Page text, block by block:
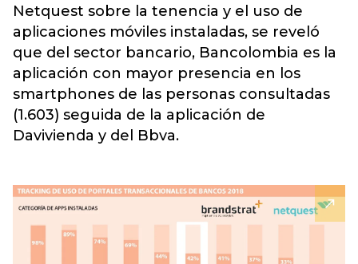
Netquest sobre la tenencia y el uso de
aplicaciones móviles instaladas, se reveló
que del sector bancario, Bancolombia es la
aplicación con mayor presencia en los
smartphones de las personas consultadas
(1.603) seguida de la aplicación de
Davivienda y del Bbva.